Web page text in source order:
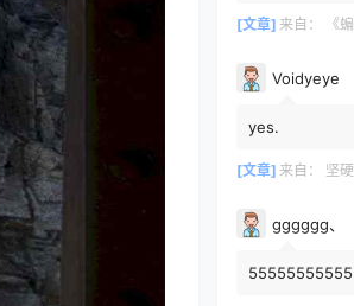
[文章] 来自： 《
Voidyeye
yes.
[文章] 来自： 坚
gggggg、